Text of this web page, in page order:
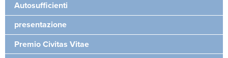
Autosufficienti
presentazione
Premio Civitas Vitae